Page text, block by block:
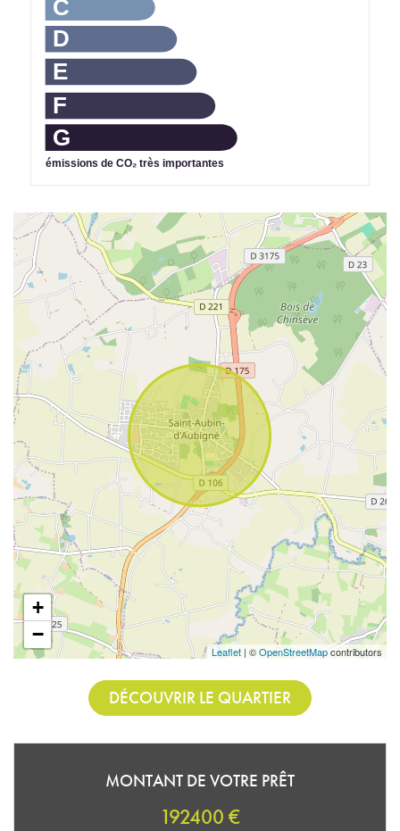
C
D
E
F
G
émissions de CO₂ très importantes
+
−
Leaflet | ©OpenStreetMapcontributors
DÉCOUVRIR LE QUARTIER
MONTANT DE VOTRE PRÊT
192400 €